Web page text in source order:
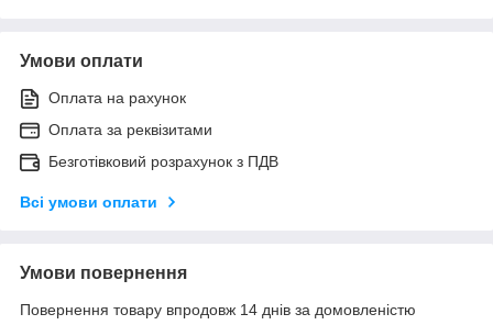
Умови оплати
Оплата на рахунок
Оплата за реквізитами
Безготівковий розрахунок з ПДВ
Всі умови оплати
Умови повернення
Повернення товару впродовж 14 днів за домовленістю